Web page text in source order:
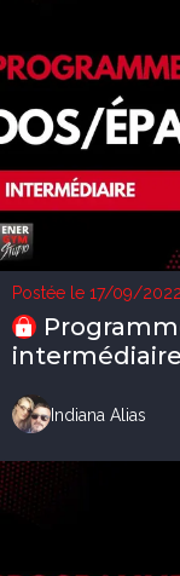
Postée le 17/09/2022
2 vues
intermédiaire
Indiana Alias